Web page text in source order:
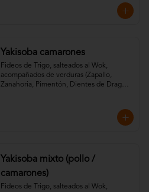
Yakisoba camarones
Fideos de Trigo, salteados al Wok,
acompañados de verduras (Zapallo,
Zanahoria, Pimentón, Dientes de Dragón)
Yakisoba mixto (pollo /
camarones)
Fideos de Trigo, salteados al Wok,